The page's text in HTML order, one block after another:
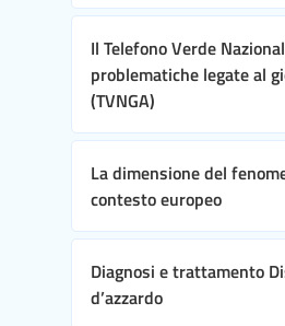
Il Telefono Verde
problematiche legate al
(TVNGA)
La dimensione del
contesto europeo
Diagnosi e trattamento
d’azzardo